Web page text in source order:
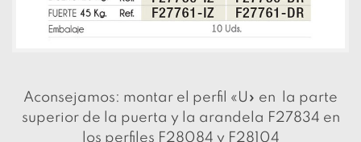
Aconsejamos: montar el perfil «U» en la parte
superior de la puerta y la arandela F27834 en
los perfiles F28084 y F28104